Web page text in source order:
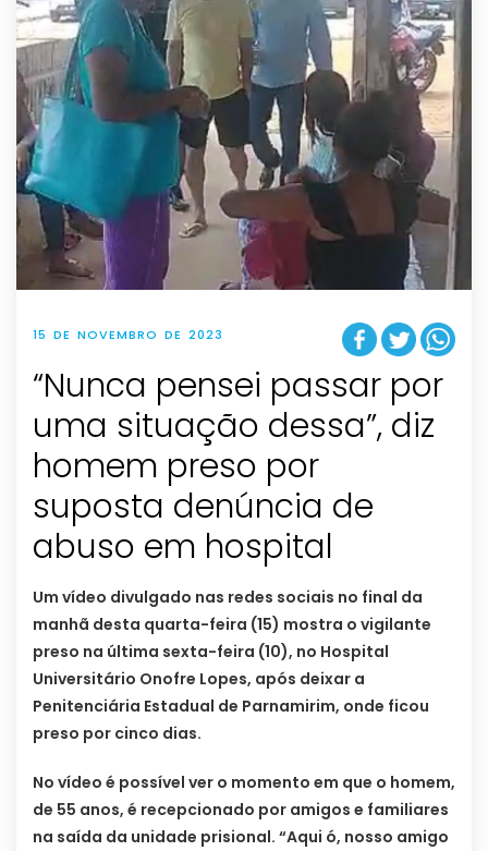
15 DE NOVEMBRO DE 2023
“Nunca pensei passar por
uma situação dessa”, diz
homem preso por
suposta denúncia de
abuso em hospital
Um vídeo divulgado nas redes sociais no final da
manhã desta quarta-feira (15) mostra o vigilante
preso na última sexta-feira (10), no Hospital
Universitário Onofre Lopes, após deixar a
Penitenciária Estadual de Parnamirim, onde ficou
preso por cinco dias.
No vídeo é possível ver o momento em que o homem,
de 55 anos, é recepcionado por amigos e familiares
na saída da unidade prisional. “Aqui ó, nosso amigo